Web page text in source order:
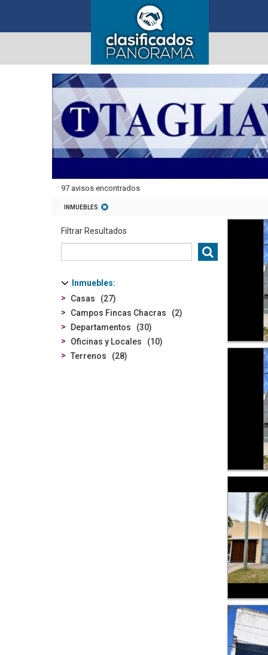
97 avisos encontrados
INMUEBLES
Filtrar Resultados
Inmuebles
Casas
27
Campos Fincas Chacras
2
Departamentos
30
Oficinas y Locales
10
Terrenos
28